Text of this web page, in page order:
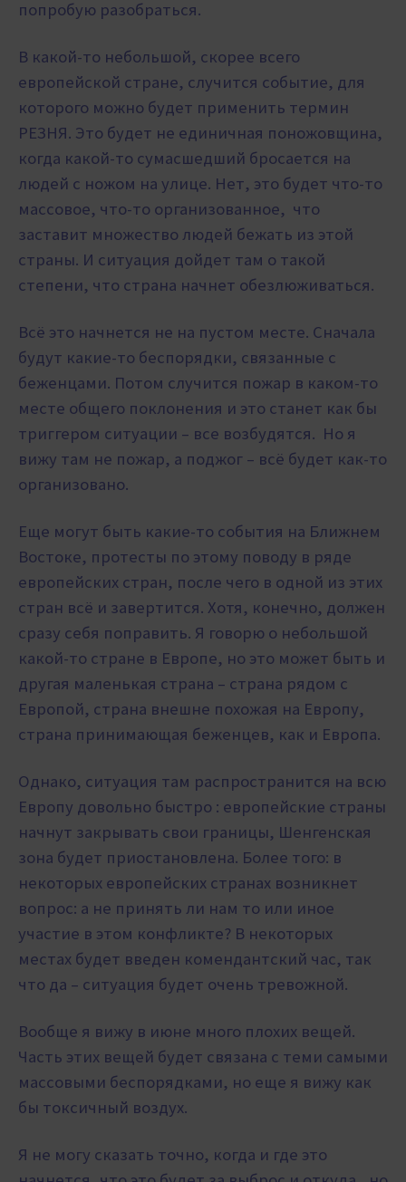
попробую разобраться.
В какой-то небольшой, скорее всего
европейской стране, случится событие, для
которого можно будет применить термин
РЕЗНЯ. Это будет не единичная поножовщина,
когда какой-то сумасшедший бросается на
людей с ножом на улице. Нет, это будет что-то
массовое, что-то организованное, что
заставит множество людей бежать из этой
страны. И ситуация дойдет там о такой
степени, что страна начнет обезлюживаться.
Всё это начнется не на пустом месте. Сначала
будут какие-то беспорядки, связанные с
беженцами. Потом случится пожар в каком-то
месте общего поклонения и это станет как бы
триггером ситуации – все возбудятся. Но я
вижу там не пожар, а поджог – всё будет как-то
организовано.
Еще могут быть какие-то события на Ближнем
Востоке, протесты по этому поводу в ряде
европейских стран, после чего в одной из этих
стран всё и завертится. Хотя, конечно, должен
сразу себя поправить. Я говорю о небольшой
какой-то стране в Европе, но это может быть и
другая маленькая страна – страна рядом с
Европой, страна внешне похожая на Европу,
страна принимающая беженцев, как и Европа.
Однако, ситуация там распространится на всю
Европу довольно быстро : европейские страны
начнут закрывать свои границы, Шенгенская
зона будет приостановлена. Более того: в
некоторых европейских странах возникнет
вопрос: а не принять ли нам то или иное
участие в этом конфликте? В некоторых
местах будет введен комендантский час, так
что да – ситуация будет очень тревожной.
Вообще я вижу в июне много плохих вещей.
Часть этих вещей будет связана с теми самыми
массовыми беспорядками, но еще я вижу как
бы токсичный воздух.
Я не могу сказать точно, когда и где это